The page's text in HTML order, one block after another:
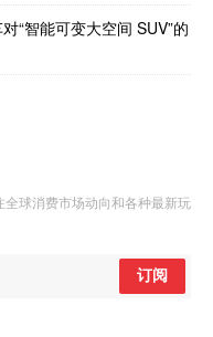
“智能可变大空间 SUV”的
球消费市场动向和各种最新玩